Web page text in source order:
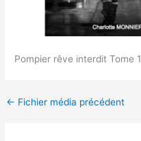
Pompier rêve interdit Tome 1
← Fichier média précédent